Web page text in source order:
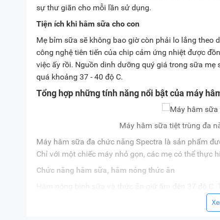
sự thư giãn cho mỗi lần sử dụng.
Tiện ích khi hâm sữa cho con
Mẹ bỉm sữa sẽ không bao giờ còn phải lo lắng theo
công nghệ tiên tiến của chip cảm ứng nhiệt được
việc ấy rồi. Nguồn dinh dưỡng quý giá trong sữa
quá khoảng 37 - 40 độ C.
Tổng hợp những tính năng nổi bật của máy
Máy hâm sữa tiệt trùng đa
Máy hâm sữa đa chức năng Spectra là sản phẩm
Chỉ với một chiếc máy nhỏ gọn, các mẹ có thể thực
Chức năng hâm sữa, hâm nóng thức ăn